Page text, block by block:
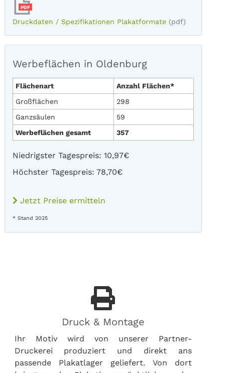
PDF
Druckdaten / Spezifikationen Plakatformate (pdf)
Werbeflächen in Oldenburg
Flächenart
Anzahl Flächen*
Großflächen
298
Ganzsäulen
59
Werbeflächen gesamt
357
Niedrigster Tagespreis: 10,97€
Höchster Tagespreis: 78,70€
Jetzt Preise ermitteln
* Stand 2025
Druck & Montage
Ihr Motiv wird von unserer Partner-
Druckerei produziert und direkt ans
passende Plakatlager geliefert. Von dort